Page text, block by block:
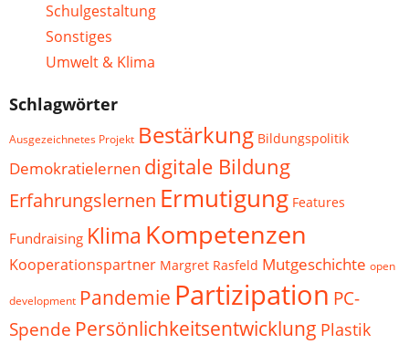
Schulgestaltung
Sonstiges
Umwelt & Klima
Schlagwörter
Ausgezeichnetes Projekt Bestärkung Bildungspolitik
Demokratielernen digitale Bildung
Erfahrungslernen Ermutigung Features
Fundraising Klima Kompetenzen
Kooperationspartner Margret Rasfeld Mutgeschichte open
development Pandemie Partizipation PC-
Spende Persönlichkeitsentwicklung Plastik